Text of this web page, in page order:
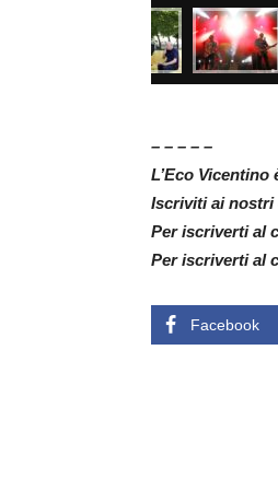
– – – – –
L’Eco Vicentino
Iscriviti ai nostri
Per iscriverti al
Per iscriverti al
Facebook